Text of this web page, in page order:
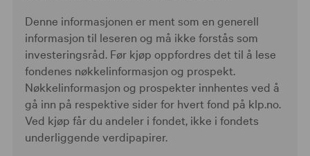
Denne informasjonen er ment som en generell
informasjon til leseren og må ikke forstås som
investeringsråd. Før kjøp oppfordres det til å lese
fondenes nøkkelinformasjon og prospekt.
Nøkkelinformasjon og prospekter innhentes ved å
gå inn på respektive sider for hvert fond på klp.no.
Ved kjøp får du andeler i fondet, ikke i fondets
underliggende verdipapirer.